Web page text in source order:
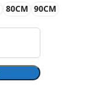
80CM 90CM